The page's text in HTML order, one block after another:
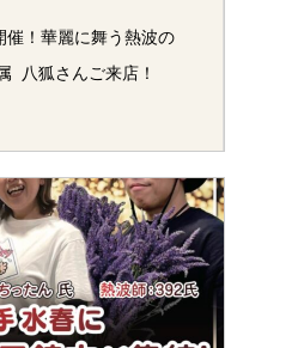
催！華麗に舞う熱波の
八狐さんご来店！